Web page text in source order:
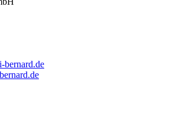
bernard.de